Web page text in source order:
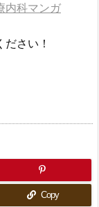
内科マンガ
ださい！
Copy